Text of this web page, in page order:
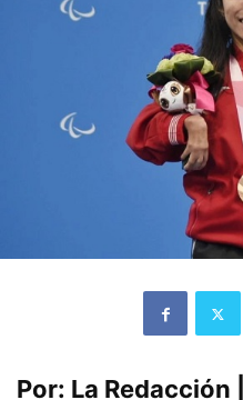
Por: La